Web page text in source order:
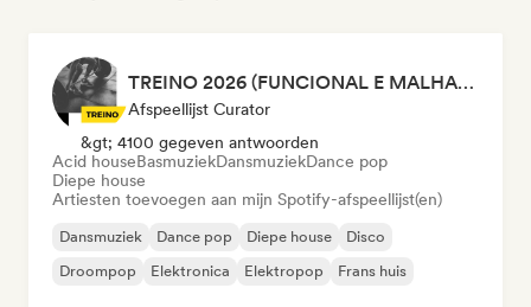
TREINO 2026 (FUNCIONAL E MALHAÇÃO)
Afspeellijst Curator
&gt; 4100 gegeven antwoorden
Acid houseBasmuziekDansmuziekDance pop
Diepe house
Artiesten toevoegen aan mijn Spotify-afspeellijst(en)
Dansmuziek Dance pop Diepe house
Disco
Droompop
Elektronica Elektropop Frans huis